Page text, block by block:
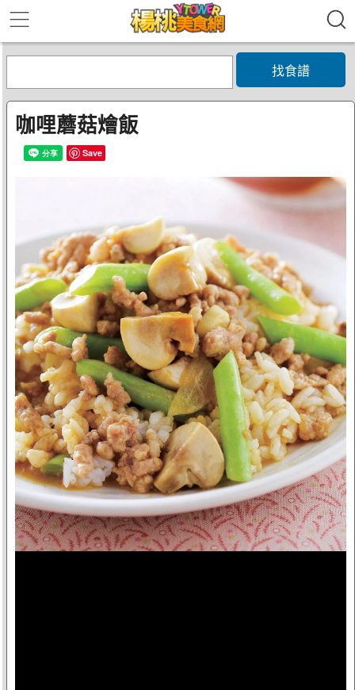
找食譜
咖哩蘑菇燴飯
Save